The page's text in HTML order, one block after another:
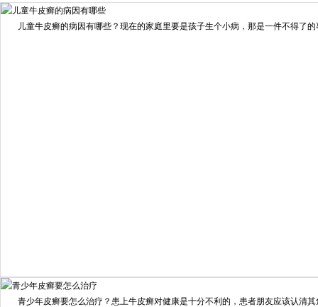
预约量
我要咨询我要预约
擅长：住院部主任 【个人简介】 肖建华，成都银康银屑病...
儿童牛皮癣的病因有哪些？现在的家庭里要是孩子生个小病，那是一件不得了的
青少年皮癣要怎么治疗？患上牛皮癣对健康是十分不利的，患者朋友应该认清其